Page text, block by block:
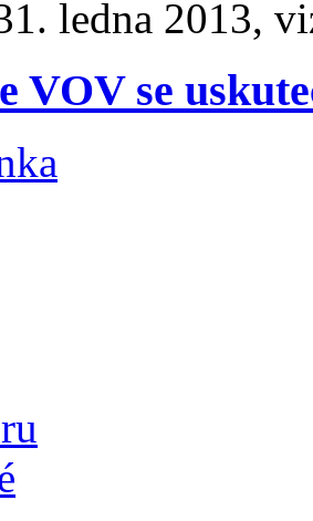
ledna 2013,
VOV se